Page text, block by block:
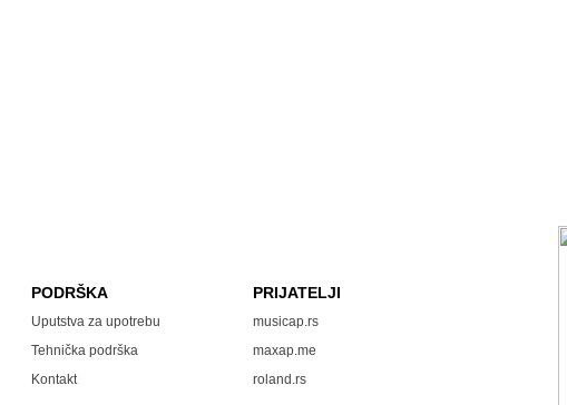
PODRŠKA
Uputstva za upotrebu
Tehnička podrška
Kontakt
PRIJATELJI
musicap.rs
maxap.me
roland.rs